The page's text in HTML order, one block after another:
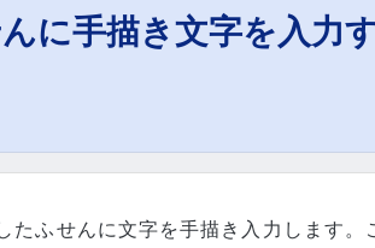
に手描き文字を入力
たふせんに文字を手描き入力します。